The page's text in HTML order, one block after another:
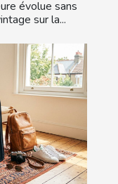
évolue sans
sur la...